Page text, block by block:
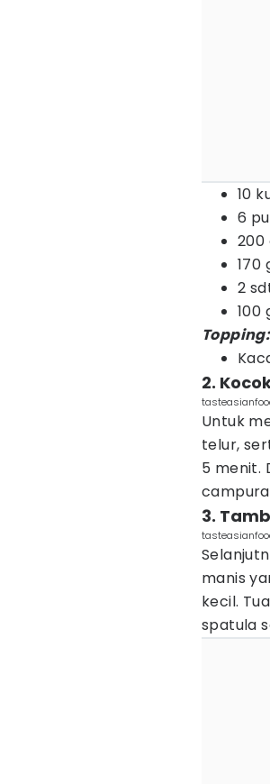
10
6
200
170
2
100
Topping:
2.
Untuk
telur,
5 menit.
3.
manis
kecil.
spatula